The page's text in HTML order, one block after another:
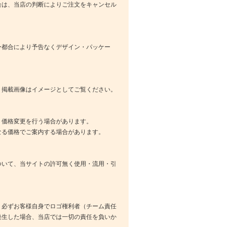
、当店の判断によりご注文をキャンセル
合により予告なくデザイン・パッケー
載画像はイメージとしてご覧ください。
格変更を行う場合があります。
価格でご案内する場合があります。
て、当サイトの許可無く使用・流用・引
ずお客様自身でロゴ権利者（チーム責任
した場合、当店では一切の責任を負いか